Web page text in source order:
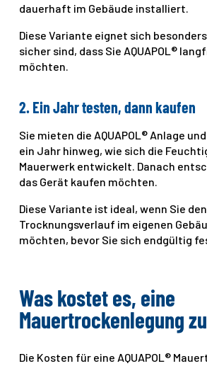
dauerhaft im Gebäude installiert.
Diese Variante eignet sich
sicher sind, dass Sie AQUAPOL®
möchten.
2. Ein Jahr testen, dann kaufen
Sie mieten die AQUAPOL® Anlage
ein Jahr hinweg, wie sich die
Mauerwerk entwickelt. Danach
das Gerät kaufen möchten.
Diese Variante ist ideal, wenn Sie den
Trocknungsverlauf im eigenen
möchten, bevor Sie sich endgültig
Was kostet es, eine
Mauertrockenlegung
Die Kosten für eine AQUAPOL®